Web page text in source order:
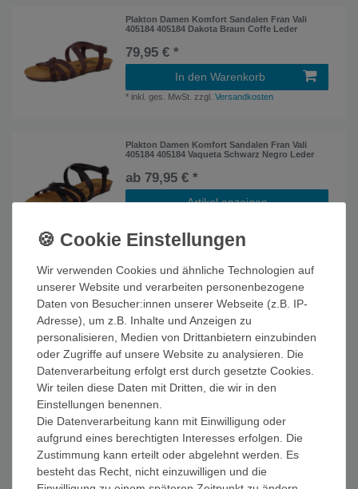
Plakton Damen Komfort Sandalen Fran Vali
405184 405184 Dakota Braun Coffe Leder
79,95 € *
In den Warenkorb
* inkl. ges. MwSt. zzgl.Versandkosten
Plakton Damen Komfort Sandalen Fran Vali
405184 405184 Vaqueta Schwarz Negro Leder
ab 79,95 € *
Artikel anzeigen
Plakton Damen Komfort Sandalen Mam Alou
ab 69,95 € *
Artikel anzeigen
inkl. ges. MwSt. zzgl. Versandkosten
Plakton Damen Komfort Sandalen Mam Vali
575184 575184 Afelpado Blau Zafiro Leder
55,26 € *
In den Warenkorb
* inkl. ges. MwSt.zzgl.Versandkosten
Wir verwenden Cookies und ähnliche Technologien auf
unserer Website und verarbeiten personenbezogene
Daten von Besucher:innen unserer Webseite (z.B. IP-
Adresse), um z.B. Inhalte und Anzeigen zu
personalisieren, Medien von Drittanbietern einzubinden
oder Zugriffe auf unsere Website zu analysieren. Die
Datenverarbeitung erfolgt erst durch gesetzte Cookies.
Wir teilen diese Daten mit Dritten, die wir in den
Einstellungen benennen.
Die Datenverarbeitung kann mit Einwilligung oder
aufgrund eines berechtigten Interesses erfolgen. Die
Zustimmung kann erteilt oder abgelehnt werden. Es
besteht das Recht, nicht einzuwilligen und die